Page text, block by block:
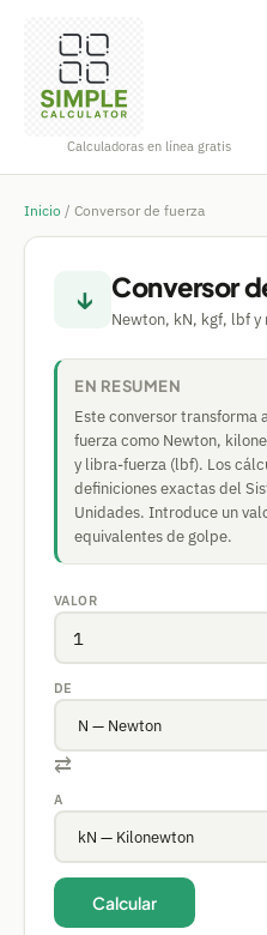
Calculadoras en línea gratis
Inicio / Conversor de fuerza
↓ Conversor
Newton, kN, kgf, lbf y
EN RESUMEN
Este conversor transforma
fuerza como Newton,
y libra-fuerza (lbf). Los
definiciones exactas del
Unidades. Introduce un
equivalentes de golpe.
VALOR
DE
⇄
A
Calcular